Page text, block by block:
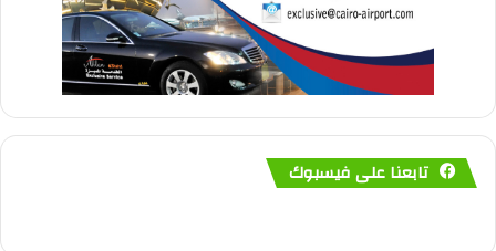
تابعنا على فيسبوك